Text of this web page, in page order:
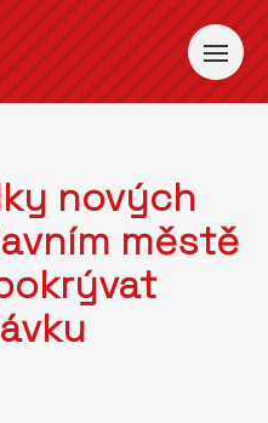
nových
městě